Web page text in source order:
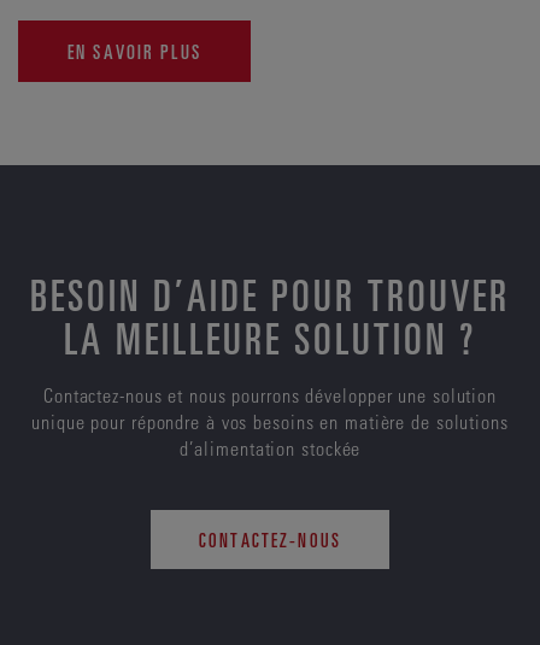
EN SAVOIR PLUS
BESOIN D’AIDE POUR TROUVER
LA MEILLEURE SOLUTION ?
Contactez-nous et nous pourrons développer une solution
unique pour répondre à vos besoins en matière de solutions
d’alimentation stockée
CONTACTEZ-NOUS